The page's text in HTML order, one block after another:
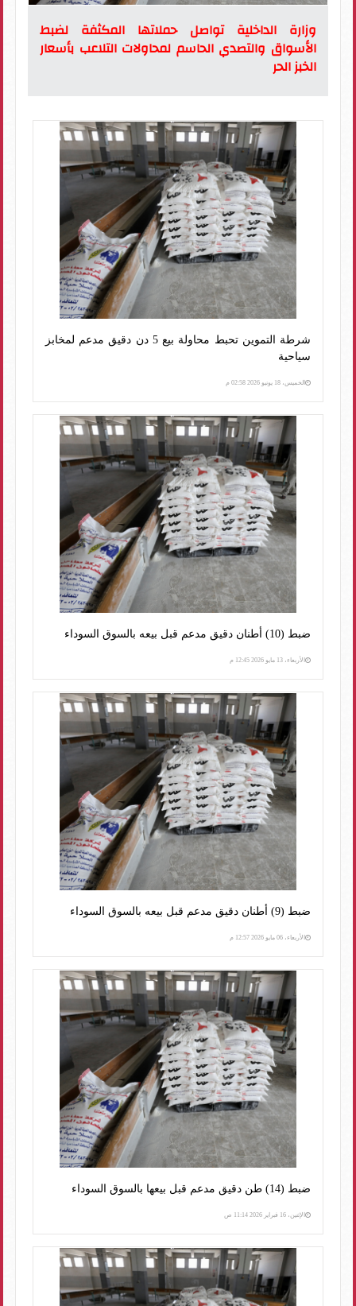
وزارة الداخلية تواصل حملاتها المكثفة لضبط
الأسواق والتصدي الحاسم لمحاولات التلاعب بأسعار
الخبز الحر
شرطة التموين تحبط محاولة بيع 5 دن دقيق مدعم لمخابز
سياحية
الخميس، 18 يونيو 2026 02:58 م
ضبط (10) أطنان دقيق مدعم قبل بيعه بالسوق السوداء
الأربعاء، 13 مايو 2026 12:45 م
ضبط (9) أطنان دقيق مدعم قبل بيعه بالسوق السوداء
الأربعاء، 06 مايو 2026 12:57 م
ضبط (14) طن دقيق مدعم قبل بيعها بالسوق السوداء
الإثنين، 16 فبراير 2026 11:14 ص